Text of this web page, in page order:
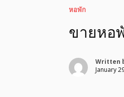
หอพัก
ขายหอ
Written
January